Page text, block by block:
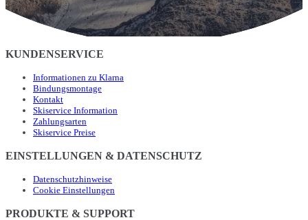
KUNDENSERVICE
Informationen zu Klarna
Bindungsmontage
Kontakt
Skiservice Information
Zahlungsarten
Skiservice Preise
EINSTELLUNGEN & DATENSCHUTZ
Datenschutzhinweise
Cookie Einstellungen
PRODUKTE & SUPPORT